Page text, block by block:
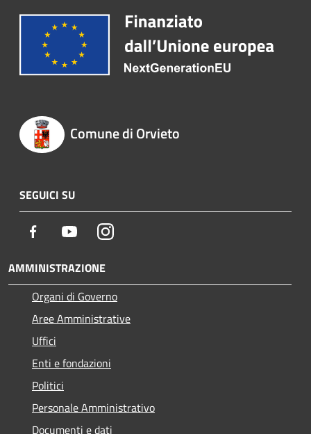
Comune di Orvieto
SEGUICI SU
Facebook YoutubeInstagram
AMMINISTRAZIONE
Organi di Governo
Aree Amministrative
Uffici
Enti e fondazioni
Politici
Personale Amministrativo
Documenti e dati